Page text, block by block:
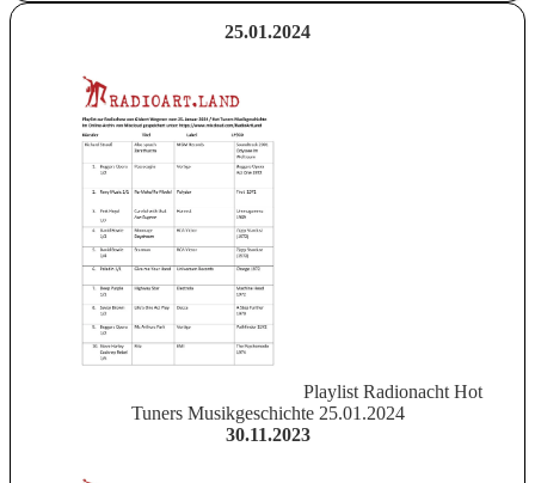
25.01.2024
Playlist Radionacht Hot
Tuners Musikgeschichte 25.01.2024
30.11.2023